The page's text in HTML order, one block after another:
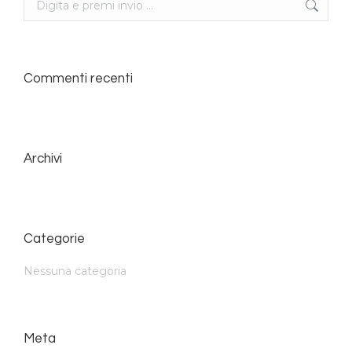
Commenti recenti
Archivi
Categorie
Nessuna categoria
Meta